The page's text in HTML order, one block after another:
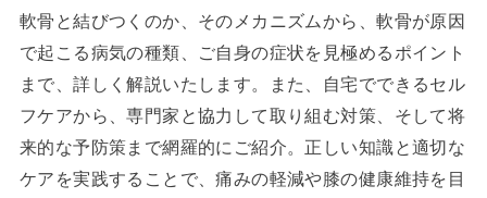
軟骨と結びつくのか、そのメカニズムから、軟骨が原因
で起こる病気の種類、ご自身の症状を見極めるポイント
まで、詳しく解説いたします。また、自宅でできるセル
フケアから、専門家と協力して取り組む対策、そして将
来的な予防策まで網羅的にご紹介。正しい知識と適切な
ケアを実践することで、痛みの軽減や膝の健康維持を目